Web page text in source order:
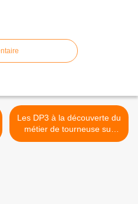
Les DP3 à la découverte du
métier de tourneuse sur
bois >